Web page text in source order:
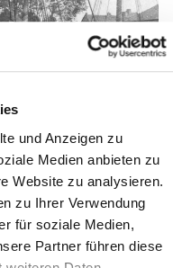
und Anzeigen zu
Medien anbieten zu
Website zu analysieren.
zu Ihrer Verwendung
für soziale Medien,
Partner führen diese